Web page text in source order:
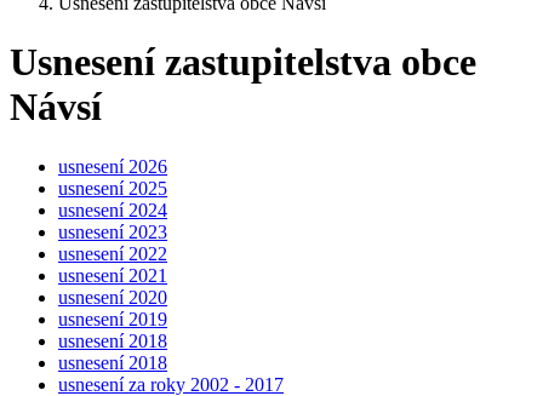
Usnesení zastupitelstva obce
Návsí
usnesení 2026
usnesení 2025
usnesení 2024
usnesení 2023
usnesení 2022
usnesení 2021
usnesení 2020
usnesení 2019
usnesení 2018
usnesení 2018
usnesení za roky 2002 - 2017